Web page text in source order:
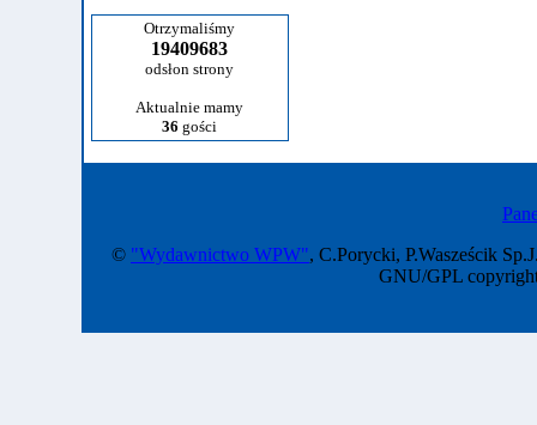
Otrzymaliśmy
19409683
odsłon strony
Aktualnie mamy
36 gości
© "Wydawnictwo WPW", C.Porycki, P.Wasześcik
GNU/GPL